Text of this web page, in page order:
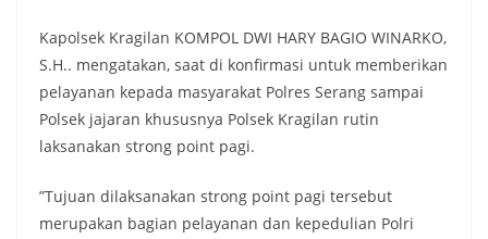
Kapolsek Kragilan KOMPOL DWI HARY BAGIO WINARKO,
S.H.. mengatakan, saat di konfirmasi untuk memberikan
pelayanan kepada masyarakat Polres Serang sampai
Polsek jajaran khususnya Polsek Kragilan rutin
laksanakan strong point pagi.
”Tujuan dilaksanakan strong point pagi tersebut
merupakan bagian pelayanan dan kepedulian Polri